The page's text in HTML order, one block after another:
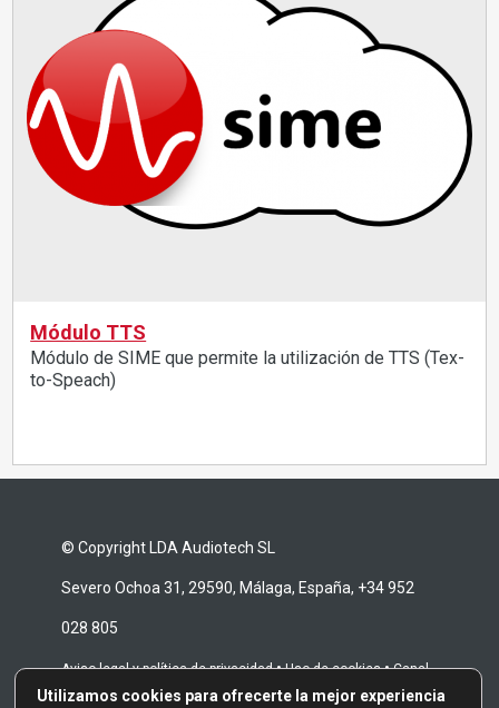
Módulo TTS
Módulo de SIME que permite la utilización de TTS (Tex-
to-Speach)
© Copyright LDA Audiotech SL
Severo Ochoa 31, 29590, Málaga, España, +34 952
028 805
Aviso legal y política de privacidad•Uso de cookies•Canal
Utilizamos cookies para ofrecerte la mejor experiencia